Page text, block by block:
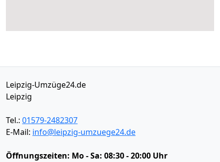
Leipzig-Umzüge24.de
Leipzig
Tel.: 01579-2482307
E-Mail: info@leipzig-umzuege24.de
Öffnungszeiten: Mo - Sa: 08:30 - 20:00 Uhr